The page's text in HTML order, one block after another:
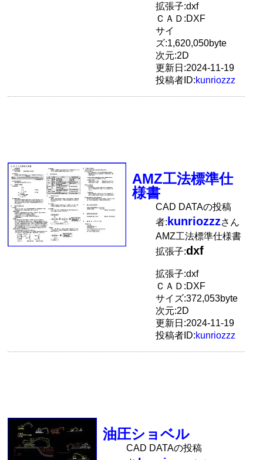
拡張子:dxf
ＣＡＤ:DXF
サイ
ズ:1,620,050byte
次元:2D
更新日:2024-11-19
投稿者ID:kunriozzz
AMZ工法標準仕
様書
CAD DATAの投稿
者: kunriozzzさん
AMZ工法標準仕様書
拡張子:dxf
拡張子:dxf
ＣＡＤ:DXF
サイズ:372,053byte
次元:2D
更新日:2024-11-19
投稿者ID:kunriozzz
油圧ショベル
CAD DATAの投稿